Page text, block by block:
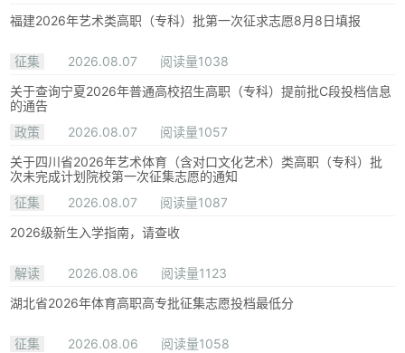
福建2026年艺术类高职（专科）批第一次征求志愿8月8日填报
征集 2026.08.07
阅读量1038
关于查询宁夏2026年普通高校招生高职（专科）提前批C段投档信息
的通告
政策
2026.08.07
阅读量1057
关于四川省2026年艺术体育（含对口文化艺术）类高职（专科）批
次未完成计划院校第一次征集志愿的通知
征集
2026.08.07
阅读量1087
2026级新生入学指南，请查收
解读 2026.08.06
阅读量1123
湖北省2026年体育高职高专批征集志愿投档最低分
征集 2026.08.06
阅读量1058